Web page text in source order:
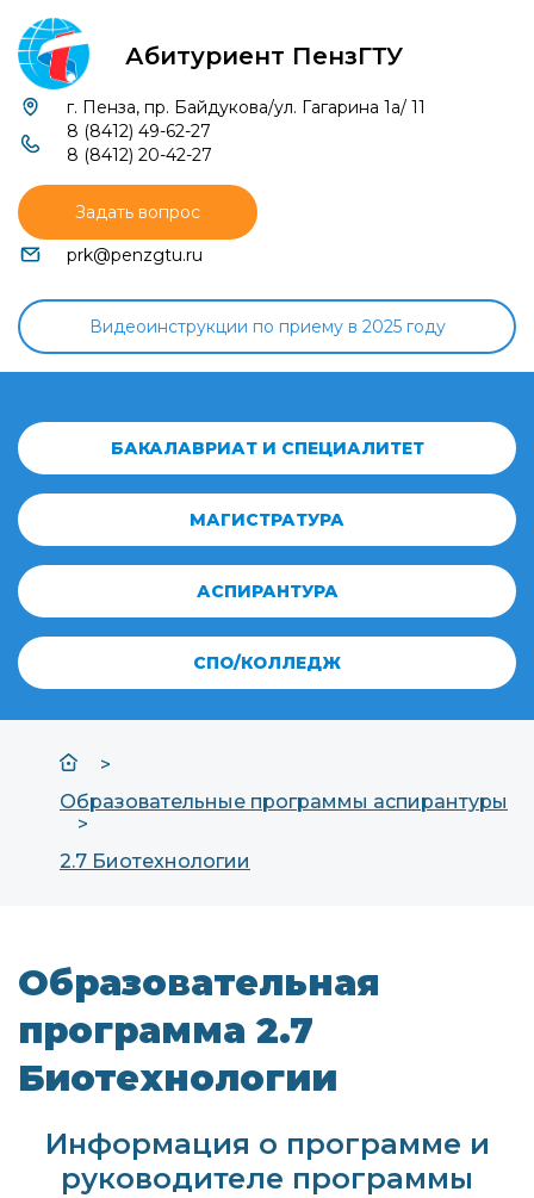
Абитуриент ПензГТУ
г. Пенза, пр. Байдукова/ул. Гагарина 1а/ 11
8 (8412) 49-62-27
8 (8412) 20-42-27
Задать вопрос
prk@penzgtu.ru
Видеоинструкции по приему в 2025 году
БАКАЛАВРИАТ И СПЕЦИАЛИТЕТ
МАГИСТРАТУРА
АСПИРАНТУРА
СПО/КОЛЛЕДЖ
Образовательные программы аспирантуры
2.7 Биотехнологии
Образовательная
программа 2.7
Биотехнологии
Информация о программе и
руководителе программы